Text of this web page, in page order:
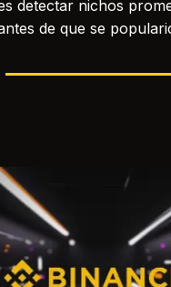
detectar nichos
de que se